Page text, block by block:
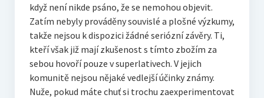
když není nikde psáno, že se nemohou objevit.
Zatím nebyly prováděny souvislé a plošné výzkumy,
takže nejsou k dispozici žádné seriózní závěry. Ti,
kteří však již mají zkušenost s tímto zbožím za
sebou hovoří pouze v superlativech. V jejich
komunitě nejsou nějaké vedlejší účinky známy.
Nuže, pokud máte chuť si trochu zaexperimentovat